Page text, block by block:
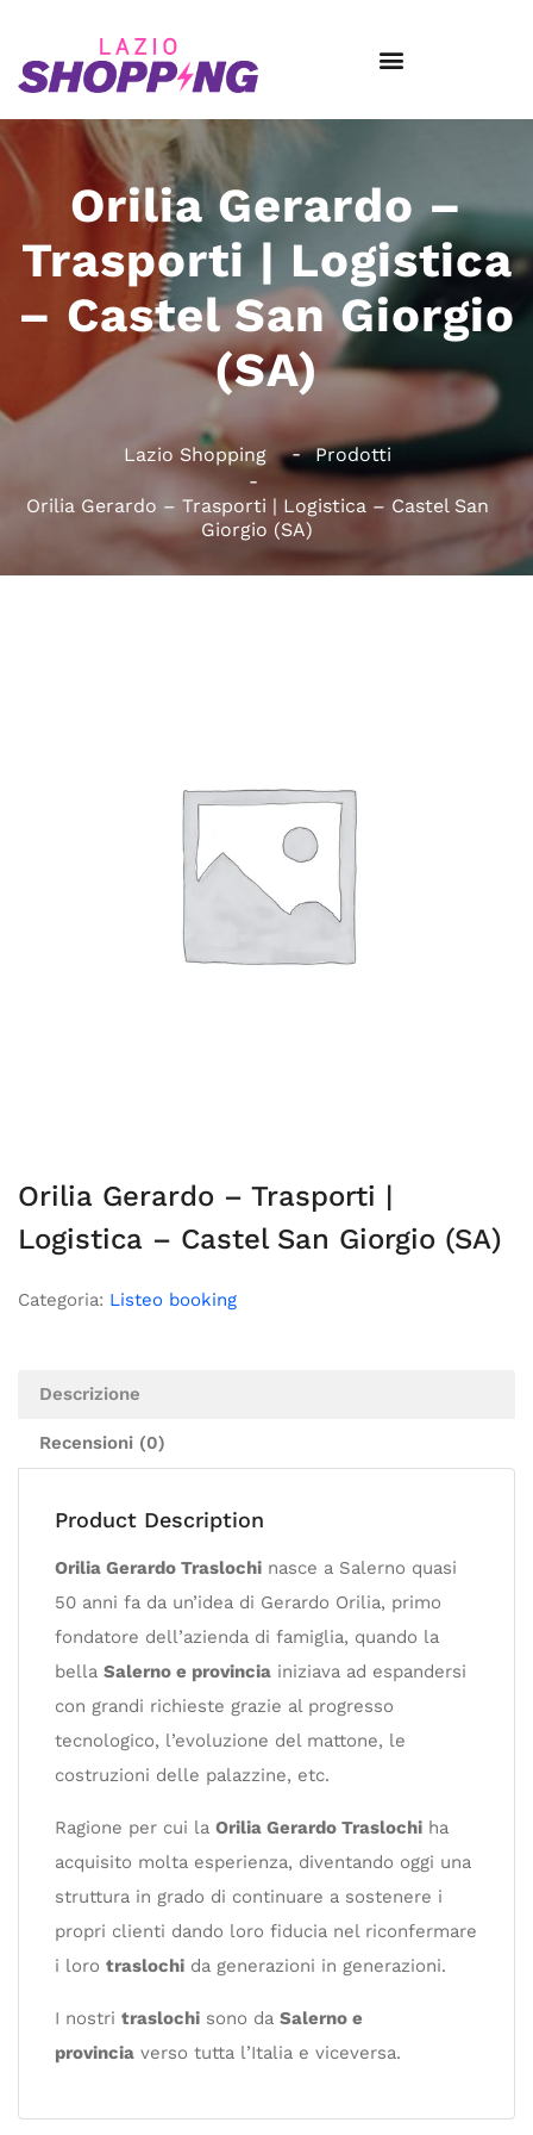
Orilia Gerardo –
Trasporti | Logistica
– Castel San Giorgio
(SA)
Lazio Shopping Prodotti
Orilia Gerardo – Trasporti | Logistica – Castel San
Giorgio (SA)
Orilia Gerardo – Trasporti |
Logistica – Castel San Giorgio (SA)
Categoria: Listeo booking
Descrizione
Recensioni (0)
Product Description
Orilia Gerardo Traslochi nasce a Salerno quasi
50 anni fa da un’idea di Gerardo Orilia, primo
fondatore dell’azienda di famiglia, quando la
bella Salerno e provincia iniziava ad espandersi
con grandi richieste grazie al progresso
tecnologico, l’evoluzione del mattone, le
costruzioni delle palazzine, etc.
Ragione per cui la Orilia Gerardo Traslochi ha
acquisito molta esperienza, diventando oggi una
struttura in grado di continuare a sostenere i
propri clienti dando loro fiducia nel riconfermare
i loro traslochi da generazioni in generazioni.
I nostri traslochi sono da Salerno e
provincia verso tutta l’Italia e viceversa.